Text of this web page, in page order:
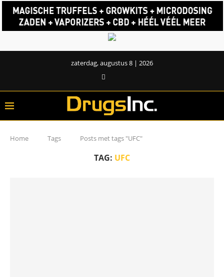
zaterdag, augustus 8 | 2026
Home Tags Posts met tags "UFC"
TAG: UFC